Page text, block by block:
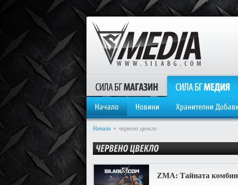
Начало Новини Хранителни
Начало » червено цвекло
ZMA: Тайната